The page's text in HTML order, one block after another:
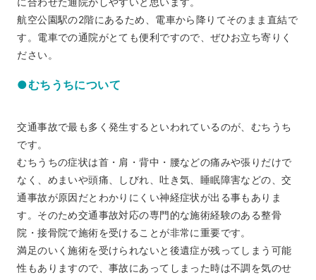
航空公園駅の2階にあるため、電車から降りてそのまま直結で
す。電車での通院がとても便利ですので、ぜひお立ち寄りく
ださい。
●むちうちについて
交通事故で最も多く発生するといわれているのが、むちうち
です。
むちうちの症状は首・肩・背中・腰などの痛みや張りだけで
なく、めまいや頭痛、しびれ、吐き気、睡眠障害などの、交
通事故が原因だとわかりにくい神経症状が出る事もありま
す。そのため交通事故対応の専門的な施術経験のある整骨
院・接骨院で施術を受けることが非常に重要です。
満足のいく施術を受けられないと後遺症が残ってしまう可能
性もありますので、事故にあってしまった時は不調を気のせ